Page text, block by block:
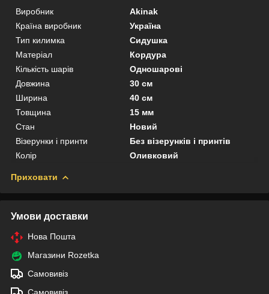
Виробник
Akinak
Країна виробник
Україна
Тип килимка
Сидушка
Матеріал
Кордура
Кількість шарів
Одношарові
Довжина
30 см
Ширина
40 см
Товщина
15 мм
Стан
Новий
Візерунки і принти
Без візерунків і принтів
Колір
Оливковий
Приховати
Умови доставки
Нова Пошта
Магазини Rozetka
Самовивіз
Самовивіз